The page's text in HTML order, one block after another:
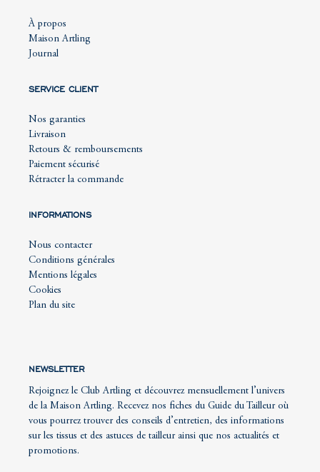
À propos
Maison Artling
Journal
SERVICE CLIENT
Nos garanties
Livraison
Retours & remboursements
Paiement sécurisé
Rétracter la commande
INFORMATIONS
Nous contacter
Conditions générales
Mentions légales
Cookies
Plan du site
NEWSLETTER
Rejoignez le Club Artling et découvrez mensuellement l’univers
de la Maison Artling. Recevez nos fiches du Guide du Tailleur où
vous pourrez trouver des conseils d’entretien, des informations
sur les tissus et des astuces de tailleur ainsi que nos actualités et
promotions.